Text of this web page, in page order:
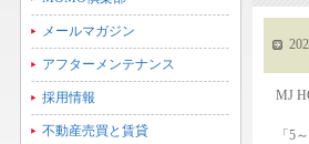
メールマガジン
アフターメンテナンス
採用情報
不動産売買と賃貸
MJ
「5